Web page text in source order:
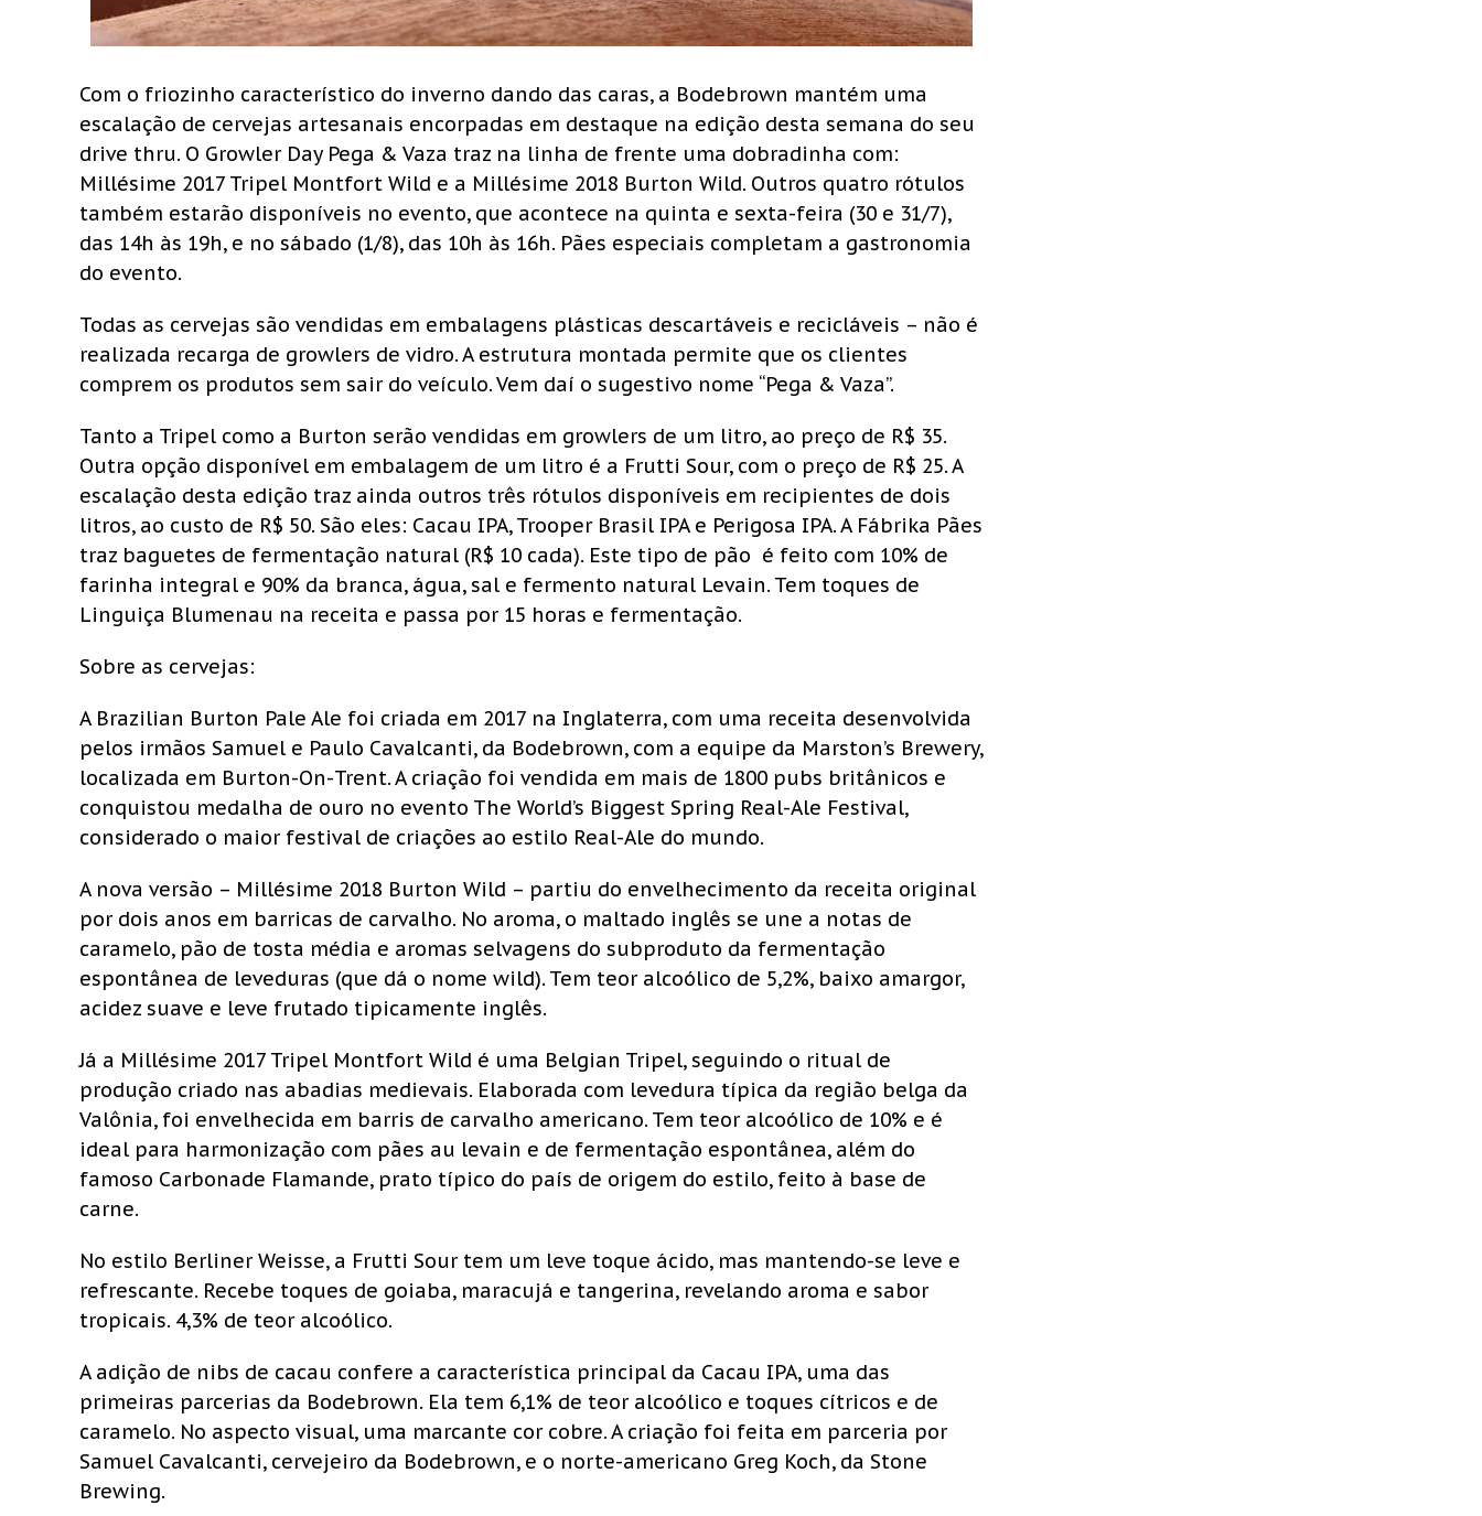
Com o friozinho característico do inverno dando das caras, a Bodebrown mantém uma
escalação de cervejas artesanais encorpadas em destaque na edição desta semana do seu
drive thru. O Growler Day Pega & Vaza traz na linha de frente uma dobradinha com:
Millésime 2017 Tripel Montfort Wild e a Millésime 2018 Burton Wild. Outros quatro rótulos
também estarão disponíveis no evento, que acontece na quinta e sexta-feira (30 e 31/7),
das 14h às 19h, e no sábado (1/8), das 10h às 16h. Pães especiais completam a gastronomia
do evento.
Todas as cervejas são vendidas em embalagens plásticas descartáveis e recicláveis – não é
realizada recarga de growlers de vidro. A estrutura montada permite que os clientes
comprem os produtos sem sair do veículo. Vem daí o sugestivo nome “Pega & Vaza”.
Tanto a Tripel como a Burton serão vendidas em growlers de um litro, ao preço de R$ 35.
Outra opção disponível em embalagem de um litro é a Frutti Sour, com o preço de R$ 25. A
escalação desta edição traz ainda outros três rótulos disponíveis em recipientes de dois
litros, ao custo de R$ 50. São eles: Cacau IPA, Trooper Brasil IPA e Perigosa IPA. A Fábrika Pães
traz baguetes de fermentação natural (R$ 10 cada). Este tipo de pão é feito com 10% de
farinha integral e 90% da branca, água, sal e fermento natural Levain. Tem toques de
Linguiça Blumenau na receita e passa por 15 horas e fermentação.
Sobre as cervejas:
A Brazilian Burton Pale Ale foi criada em 2017 na Inglaterra, com uma receita desenvolvida
pelos irmãos Samuel e Paulo Cavalcanti, da Bodebrown, com a equipe da Marston’s Brewery,
localizada em Burton-On-Trent. A criação foi vendida em mais de 1800 pubs britânicos e
conquistou medalha de ouro no evento The World’s Biggest Spring Real-Ale Festival,
considerado o maior festival de criações ao estilo Real-Ale do mundo.
A nova versão – Millésime 2018 Burton Wild – partiu do envelhecimento da receita original
por dois anos em barricas de carvalho. No aroma, o maltado inglês se une a notas de
caramelo, pão de tosta média e aromas selvagens do subproduto da fermentação
espontânea de leveduras (que dá o nome wild). Tem teor alcoólico de 5,2%, baixo amargor,
acidez suave e leve frutado tipicamente inglês.
Já a Millésime 2017 Tripel Montfort Wild é uma Belgian Tripel, seguindo o ritual de
produção criado nas abadias medievais. Elaborada com levedura típica da região belga da
Valônia, foi envelhecida em barris de carvalho americano. Tem teor alcoólico de 10% e é
ideal para harmonização com pães au levain e de fermentação espontânea, além do
famoso Carbonade Flamande, prato típico do país de origem do estilo, feito à base de
carne.
No estilo Berliner Weisse, a Frutti Sour tem um leve toque ácido, mas mantendo-se leve e
refrescante. Recebe toques de goiaba, maracujá e tangerina, revelando aroma e sabor
tropicais. 4,3% de teor alcoólico.
A adição de nibs de cacau confere a característica principal da Cacau IPA, uma das
primeiras parcerias da Bodebrown. Ela tem 6,1% de teor alcoólico e toques cítricos e de
caramelo. No aspecto visual, uma marcante cor cobre. A criação foi feita em parceria por
Samuel Cavalcanti, cervejeiro da Bodebrown, e o norte-americano Greg Koch, da Stone
Brewing.